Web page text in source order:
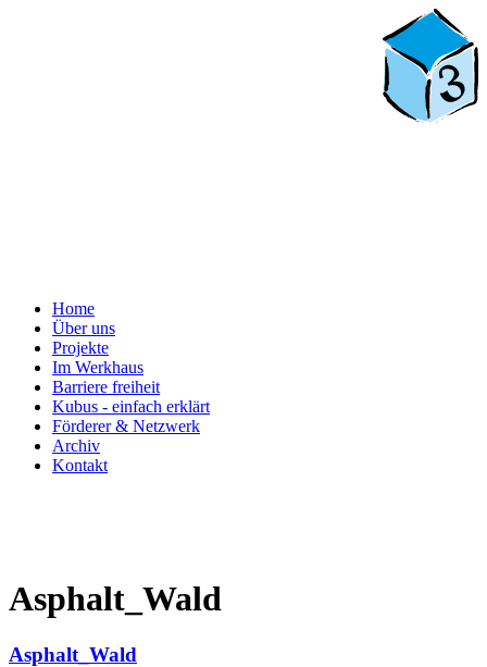
Home
Über uns
Projekte
Im Werkhaus
Barriere freiheit
Kubus - einfach erklärt
Förderer & Netzwerk
Archiv
Kontakt
Asphalt_Wald
Asphalt_Wald